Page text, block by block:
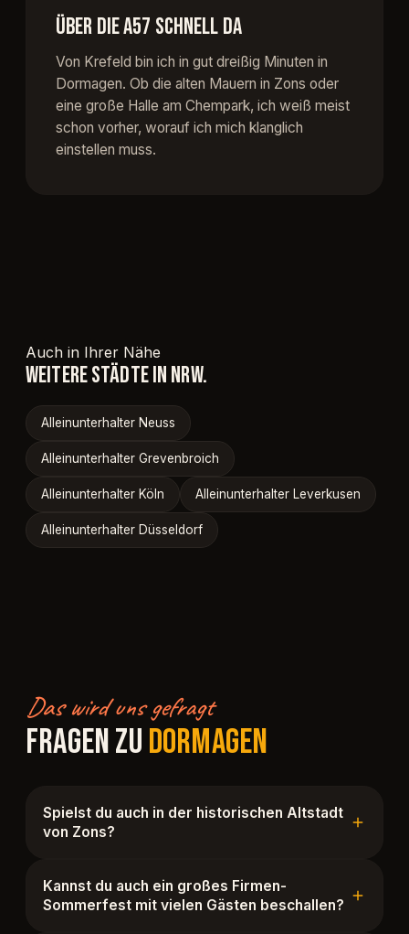
ÜBER DIE A57 SCHNELL DA
Von Krefeld bin ich in gut dreißig Minuten in
Dormagen. Ob die alten Mauern in Zons oder
eine große Halle am Chempark, ich weiß meist
schon vorher, worauf ich mich klanglich
einstellen muss.
Auch in Ihrer Nähe
WEITERE STÄDTE IN NRW.
Alleinunterhalter Neuss
Alleinunterhalter Grevenbroich
Alleinunterhalter Köln Alleinunterhalter Leverkusen
Alleinunterhalter Düsseldorf
Das wird uns gefragt
FRAGEN ZUDORMAGEN
Spielst du auch in der historischen Altstadt
von Zons?
Kannst du auch ein großes Firmen-
Sommerfest mit vielen Gästen beschallen?